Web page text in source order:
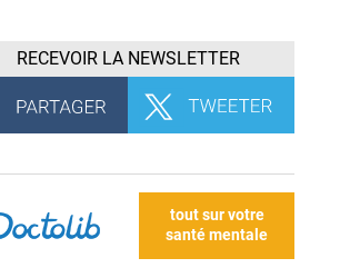
RECEVOIR LA NEWSLETTER
tout sur votre
santé mentale